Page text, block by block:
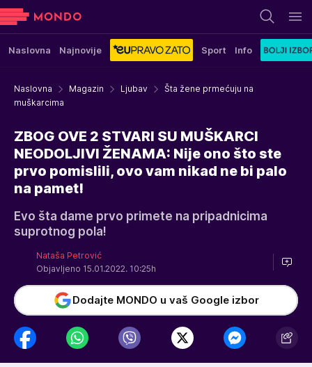
Naslovna Najnovije Sport Info
Naslovna Magazin Ljubav
Šta žene prmećuju na
muškarcima
ZBOG OVE 2 STVARI SU MUŠKARCI
NEODOLJIVI ŽENAMA: Nije ono što ste
prvo pomislili, ovo vam nikad ne bi palo
na pamet!
Evo šta dame prvo primete na pripadnicima
suprotnog pola!
Nataša Petrović
Objavljeno 15.01.2022. 10:25h
Dodajte MONDO u vaš Google izbor